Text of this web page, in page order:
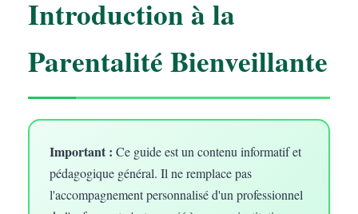
Introduction à la
Parentalité Bienveillante
Important : Ce guide est un contenu informatif et
pédagogique général. Il ne remplace pas
l'accompagnement personnalisé d'un professionnel